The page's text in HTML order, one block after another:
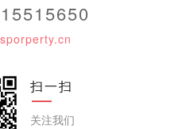
扫一扫
关注我们